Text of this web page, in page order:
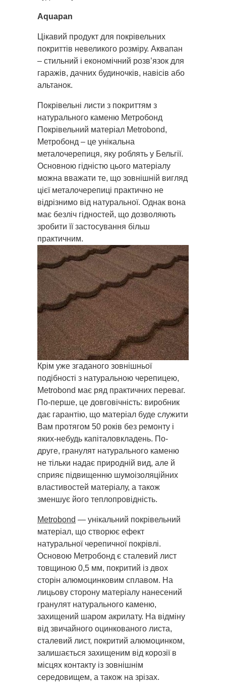
Aquapan
Цікавий продукт для покрівельних
покриттів невеликого розміру. Аквапан
– стильний і економічний розв’язок для
гаражів, дачних будиночків, навісів або
альтанок.
Покрівельні листи з покриттям з
натурального каменю Метробонд
Покрівельний матеріал Metrobond,
Метробонд – це унікальна
металочерепиця, яку роблять у Бельгії.
Основною гідністю цього матеріалу
можна вважати те, що зовнішній вигляд
цієї металочерепиці практично не
відрізнимо від натуральної. Однак вона
має безліч гідностей, що дозволяють
зробити її застосування більш
практичним.
Крім уже згаданого зовнішньої
подібності з натуральною черепицею,
Metrobond має ряд практичних переваг.
По-перше, це довговічність: виробник
дає гарантію, що матеріал буде служити
Вам протягом 50 років без ремонту і
яких-небудь капіталовкладень. По-
друге, гранулят натурального каменю
не тільки надає природній вид, але й
сприяє підвищенню шумоізоляційних
властивостей матеріалу, а також
зменшує його теплопровідність.
Metrobond — унікальний покрівельний
матеріал, що створює ефект
натуральної черепичної покрівлі.
Основою Метробонд є сталевий лист
товщиною 0,5 мм, покритий із двох
сторін алюмоцинковим сплавом. На
лицьову сторону матеріалу нанесений
гранулят натурального каменю,
захищений шаром акрилату. На відміну
від звичайного оцинкованого листа,
сталевий лист, покритий алюмоцинком,
залишається захищеним від корозії в
місцях контакту із зовнішнім
середовищем, а також на зрізах.